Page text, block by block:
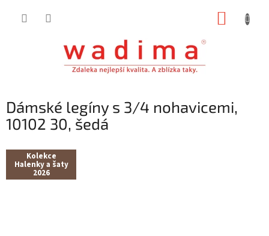
Dámské legíny s 3/4 nohavicemi,
10102 30, šedá
Kolekce
Halenky a šaty
2026